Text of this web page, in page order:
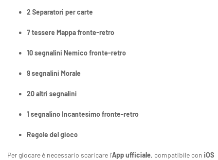
2 Separatori per carte
7 tessere Mappa fronte-retro
10 segnalini Nemico fronte-retro
9 segnalini Morale
20 altri segnalini
1 segnalino Incantesimo fronte-retro
Regole del gioco
Per giocare è necessario scaricare l'App ufficiale, compatibile con iOS